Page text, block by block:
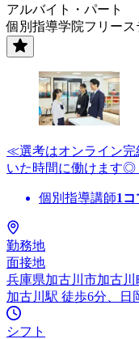
アルバイト・パート
個別指導学院フリー
≪選考はオンライン
いた時間に働けます◎
個別指導講師1コ
勤務地
面接地
兵庫県加古川市加古
加古川駅 徒歩6分、日
シフト